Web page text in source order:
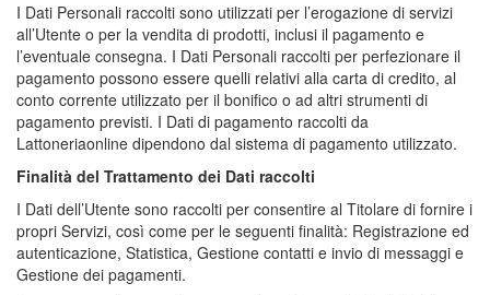
I Dati Personali raccolti sono utilizzati per l’erogazione di servizi
all’Utente o per la vendita di prodotti, inclusi il pagamento e
l’eventuale consegna. I Dati Personali raccolti per perfezionare il
pagamento possono essere quelli relativi alla carta di credito, al
conto corrente utilizzato per il bonifico o ad altri strumenti di
pagamento previsti. I Dati di pagamento raccolti da
Lattoneriaonline dipendono dal sistema di pagamento utilizzato.
Finalità del Trattamento dei Dati raccolti
I Dati dell’Utente sono raccolti per consentire al Titolare di fornire i
propri Servizi, così come per le seguenti finalità: Registrazione ed
autenticazione, Statistica, Gestione contatti e invio di messaggi e
Gestione dei pagamenti.